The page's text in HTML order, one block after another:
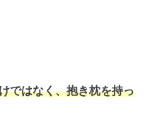
ではなく、抱き枕を持っ